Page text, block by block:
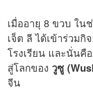
เมื่ออายุ 8 ขวบ ใน
เจ็ต ลี ได้เข้าร่วม
โรงเรียน และนั่นคื
สู่โลกของ วูซู
จีน